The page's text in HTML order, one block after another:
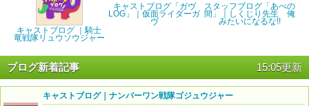
キャストブログ ｜騎士
竜戦隊リュウソウジャー
キャストブログ「ガヴ
LOG」｜仮面ライダーガ
ヴ
スタッフブログ「あべの
間」｜しくじり先生 俺
みたいになるな!!
ブログ新着記事 15:05更新
キャストブログ｜ナンバーワン戦隊ゴジュウジャー